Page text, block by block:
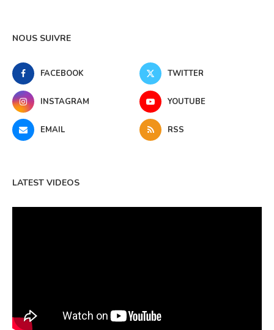
NOUS SUIVRE
FACEBOOK TWITTER
INSTAGRAM YOUTUBE
EMAIL RSS
LATEST VIDEOS